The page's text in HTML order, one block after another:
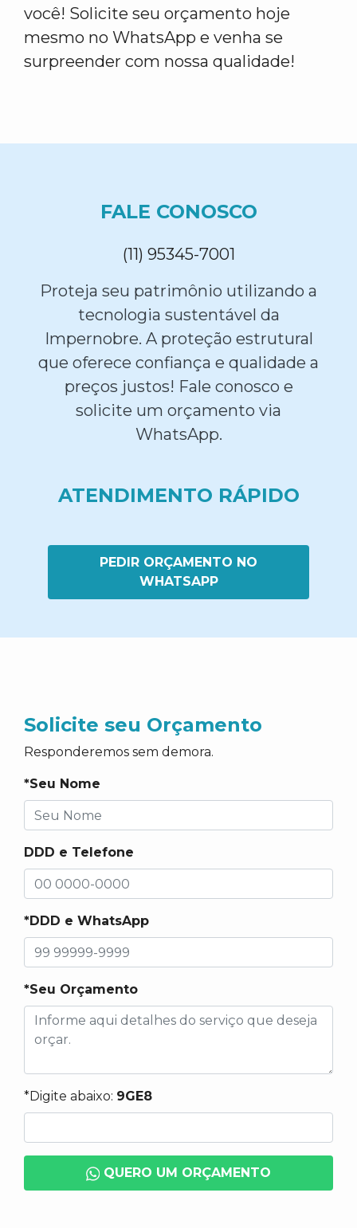
você! Solicite seu orçamento hoje
mesmo no WhatsApp e venha se
surpreender com nossa qualidade!
FALE CONOSCO
(11) 95345-7001
Proteja seu patrimônio utilizando a
tecnologia sustentável da
Impernobre. A proteção estrutural
que oferece confiança e qualidade a
preços justos! Fale conosco e
solicite um orçamento via
WhatsApp.
ATENDIMENTO RÁPIDO
PEDIR ORÇAMENTO NO
WHATSAPP
Solicite seu Orçamento
Responderemos sem demora.
*Seu Nome
DDD e Telefone
*DDD e WhatsApp
*Seu Orçamento
*Digite abaixo: 9GE8
QUERO UM ORÇAMENTO